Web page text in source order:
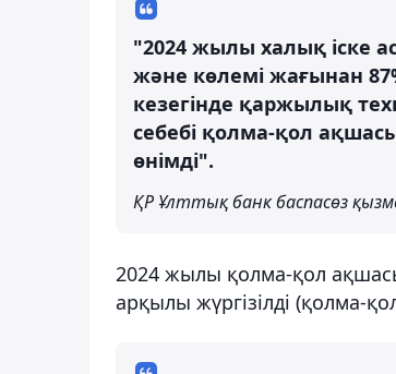
"2024 жылы халық іске
және көлемі жағынан
кезегінде қаржылық
себебі қолма-қол
өнімді".
ҚР Ұлттық банк баспасөз
2024 жылы қолма-қол
арқылы жүргізілді (қолма-